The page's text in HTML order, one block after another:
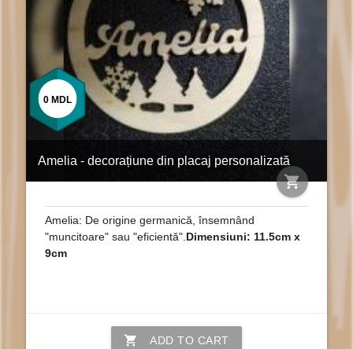
Amelia - decorațiune din placaj personalizată
shopping_cart
0 MDL
Amelia: De origine germanică, însemnând
"muncitoare" sau "eficientă".Dimensiuni: 11.5cm x
9cm
shopping_cart ADD TO CART